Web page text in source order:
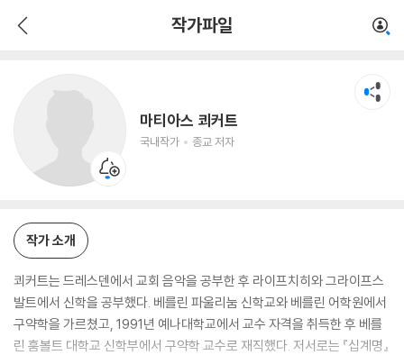
작가파일
마티아스 쾨커트
국내작가 종교 저자
작가 소개
쾨커트는 드레스덴에서 교회 음악을 공부한 후 라이프치히와 그라이프스
발트에서 신학을 공부했다. 베를린 파울리눔 신학교와 베를린 어학원에서
구약학을 가르쳤고, 1991년 예나대학교에서 교수 자격을 취득한 후 베를
린 훔볼트 대학교 신학부에서 구약학 교수로 재직했다. 저서로는 『십계명』